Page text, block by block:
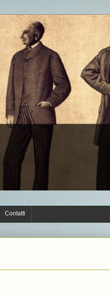
Contatti